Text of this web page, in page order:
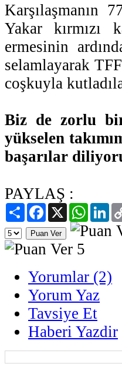
Karşılaşmanın
Yakar kırmızı
ermesinin
selamlayarak
coşkuyla
Biz de zorlu
yükselen
başarılar
PAYLAŞ :
PaylaşFacebook
X
Yorumlar (2)
Yorum Yaz
Tavsiye Et
Haberi Yazdir